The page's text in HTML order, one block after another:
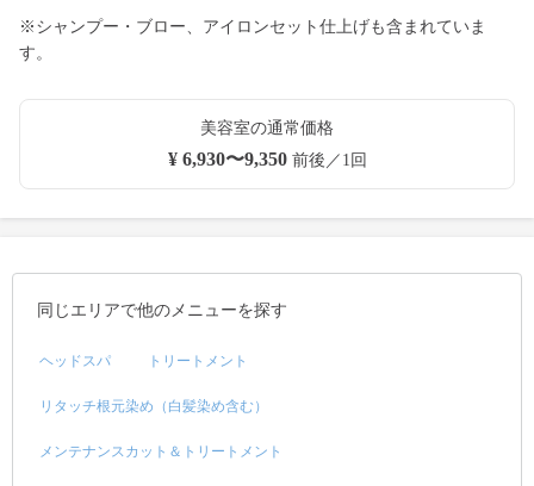
※シャンプー・ブロー、アイロンセット仕上げも含まれていま
す。
美容室の通常価格
¥ 6,930〜9,350前後／1回
同じエリアで他のメニューを探す
ヘッドスパ トリートメント
リタッチ根元染め（白髪染め含む）
メンテナンスカット＆トリートメント